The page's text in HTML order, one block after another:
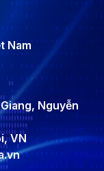
Nam
Nguyễn
VN